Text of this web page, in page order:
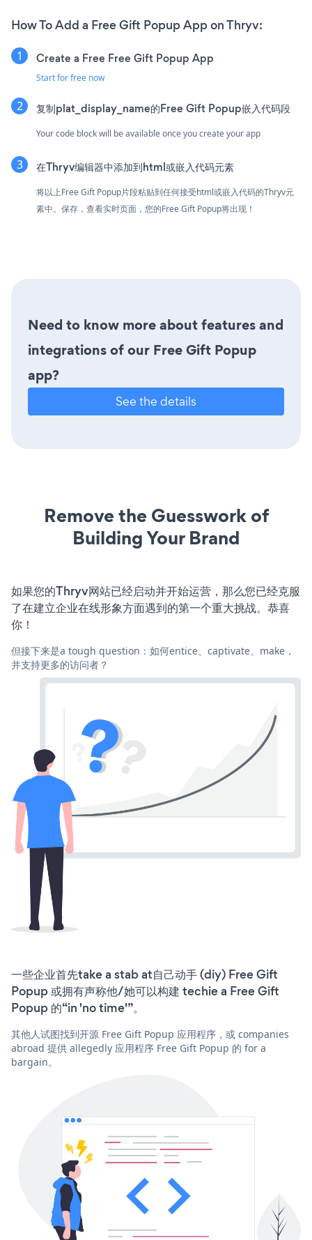
How To Add a Free Gift Popup App on Thryv:
Create a Free Free Gift Popup App
Start for free now
复制plat_display_name的Free Gift Popup嵌入代码段
Your code block will be available once you create your app
在Thryv编辑器中添加到html或嵌入代码元素
将以上Free Gift Popup片段粘贴到任何接受html或嵌入代码的Thryv元
素中。保存，查看实时页面，您的Free Gift Popup将出现！
Need to know more about features and
integrations of our Free Gift Popup
app?
See the details
Remove the Guesswork of
Building Your Brand
如果您的Thryv网站已经启动并开始运营，那么您已经克服
了在建立企业在线形象方面遇到的第一个重大挑战。恭喜
你！
但接下来是a tough question：如何entice、captivate、make，
并支持更多的访问者？
一些企业首先take a stab at自己动手 (diy) Free Gift
Popup 或拥有声称他/她可以构建 techie a Free Gift
Popup 的“in 'no time'”。
其他人试图找到开源 Free Gift Popup 应用程序，或 companies
abroad 提供 allegedly 应用程序 Free Gift Popup 的 for a
bargain。